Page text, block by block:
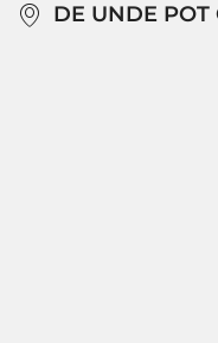
DE UNDE POT